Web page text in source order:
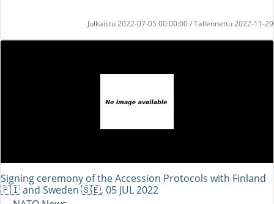
Julkaistu 2022-07-05 00:00:00 / Tallennettu 2022-11-29
Signing ceremony of the Accession Protocols with Finland
🇫🇮 and Sweden 🇸🇪, 05 JUL 2022